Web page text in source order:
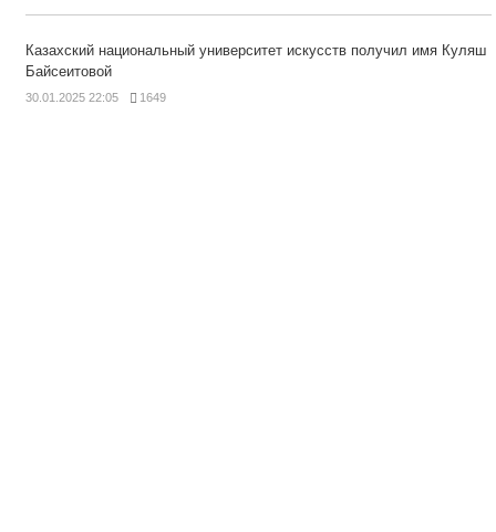
Казахский национальный университет искусств получил имя Куляш
Байсеитовой
30.01.2025 22:05 1649